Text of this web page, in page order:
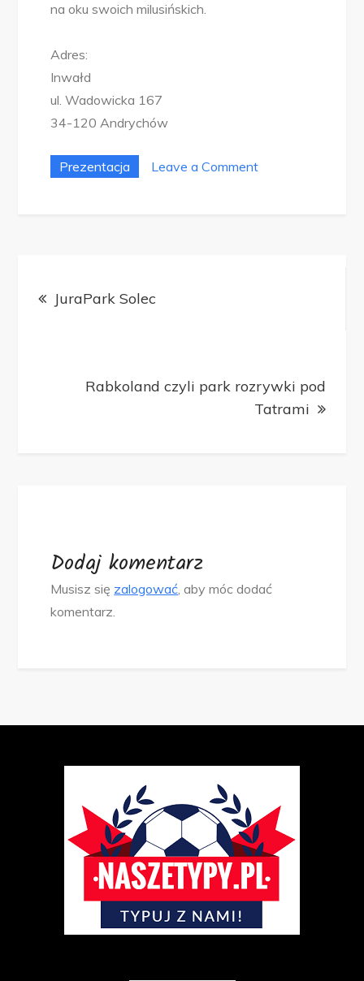
na oku swoich milusińskich.
Adres:
Inwałd
ul. Wadowicka 167
34-120 Andrychów
Prezentacja Leave a Commenton
wpisu
JuraPark Solec
Rabkoland czyli park rozrywki pod
Tatrami
Dodaj komentarz
Musisz się zalogować, aby móc dodać
komentarz.